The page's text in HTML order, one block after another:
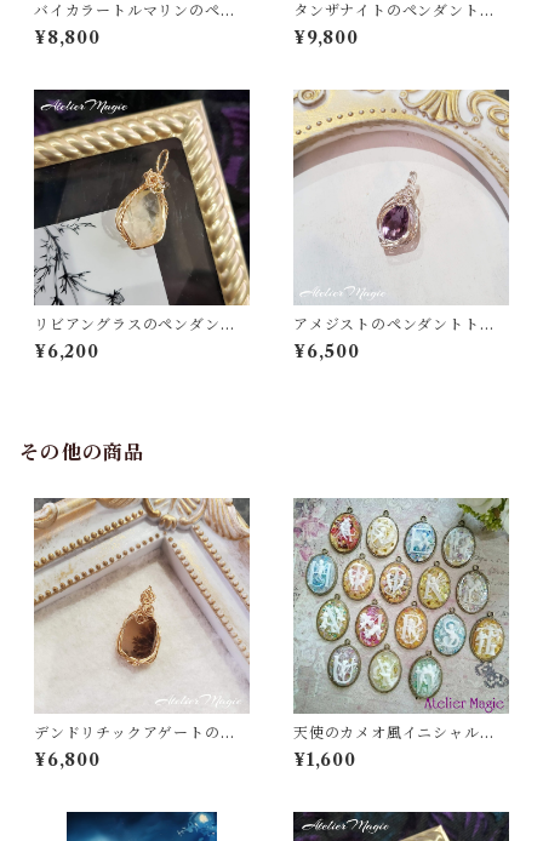
バイカラートルマリンのペン
ダントトップ（14kgfワイヤ
ー）
¥8,800
タンザナイトのペンダントト
ップ（14kgfワイヤー）
¥9,800
リビアングラスのペンダント
トップ（リバーシブル）
¥6,200
アメジストのペンダントトッ
プ
¥6,500
その他の商品
デンドリチックアゲートのペ
ンダントトップ （14kgfワイ
ヤー）
¥6,800
天使のカメオ風イニシャルチ
ャーム
¥1,600